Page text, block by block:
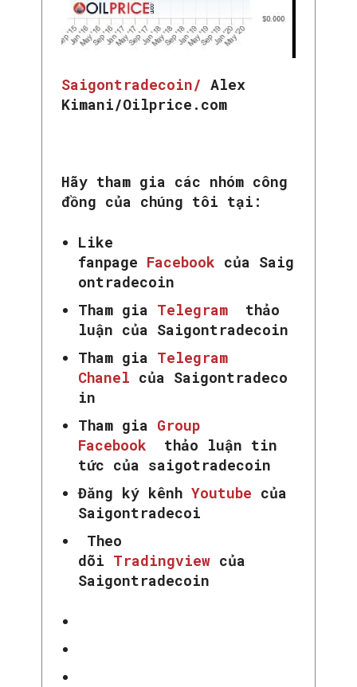
Saigontradecoin/ Alex
Kimani/Oilprice.com
Hãy tham gia các nhóm công
đồng của chúng tôi tại:
Like
fanpage Facebook của Saig
ontradecoin
Tham gia Telegram
thảo
luận của Saigontradecoin
Tham gia Telegram
Chanel của Saigontradeco
in
Tham gia Group
Facebook
thảo luận tin
tức của saigotradecoin
Đăng ký kênh Youtube của
Saigontradecoi
Theo
dõi Tradingview của
Saigontradecoin